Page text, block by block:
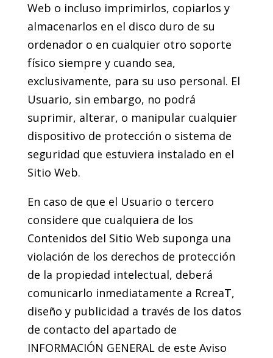
Web o incluso imprimirlos, copiarlos y
almacenarlos en el disco duro de su
ordenador o en cualquier otro soporte
físico siempre y cuando sea,
exclusivamente, para su uso personal. El
Usuario, sin embargo, no podrá
suprimir, alterar, o manipular cualquier
dispositivo de protección o sistema de
seguridad que estuviera instalado en el
Sitio Web.
En caso de que el Usuario o tercero
considere que cualquiera de los
Contenidos del Sitio Web suponga una
violación de los derechos de protección
de la propiedad intelectual, deberá
comunicarlo inmediatamente a RcreaT,
diseño y publicidad a través de los datos
de contacto del apartado de
INFORMACIÓN GENERAL de este Aviso